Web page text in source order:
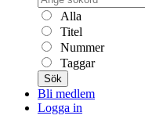
Alla
Titel
Nummer
Taggar
Sök
Bli medlem
Logga in